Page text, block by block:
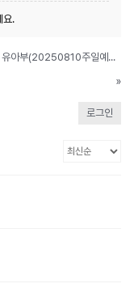
요.
I'm a Christian /예수님 믿는 아이 Jump Jump_ 유아부(20250810주일예배헌금특송)
»
로그인